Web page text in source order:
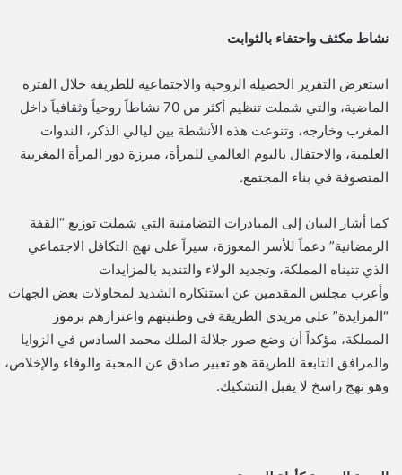
​نشاط مكثف واحتفاء بالثوابت
​استعرض التقرير الحصيلة الروحية والاجتماعية للطريقة خلال الفترة
الماضية، والتي شملت تنظيم أكثر من 70 نشاطاً روحياً وثقافياً داخل
المغرب وخارجه، وتنوعت هذه الأنشطة بين ليالي الذكر، الندوات
العلمية، والاحتفال باليوم العالمي للمرأة، مبرزة دور المرأة المغربية
المتصوفة في بناء المجتمع.
​كما أشار البيان إلى المبادرات التضامنية التي شملت توزيع “القفة
الرمضانية” دعماً للأسر المعوزة، سيراً على نهج التكافل الاجتماعي
الذي تتبناه المملكة، و​تجديد الولاء والتنديد بالمزايدات
و​أعرب مجلس المقدمين عن استنكاره الشديد لمحاولات بعض الجهات
“المزايدة” على مريدي الطريقة في وطنيتهم واعتزازهم برموز
المملكة، مؤكداً أن وضع صور جلالة الملك محمد السادس في الزوايا
والمرافق التابعة للطريقة هو تعبير صادق عن المحبة والوفاء والإخلاص،
وهو نهج راسخ لا يقبل التشكيك.